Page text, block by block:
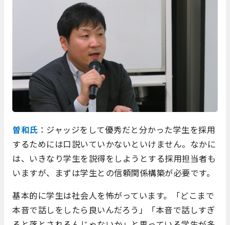
曽和氏 ：ジャッジをして優秀だと分かった学生を採用
するためには口説いていかないといけません。なかに
は、いきなり学生を説得をしようとする採用担当者も
いますが、まずは学生との信頼関係構築が必要です。
基本的に学生は社会人を怖がっています。「どこまで
本音で話しをしたら良いんだろう」「本音で話しすぎ